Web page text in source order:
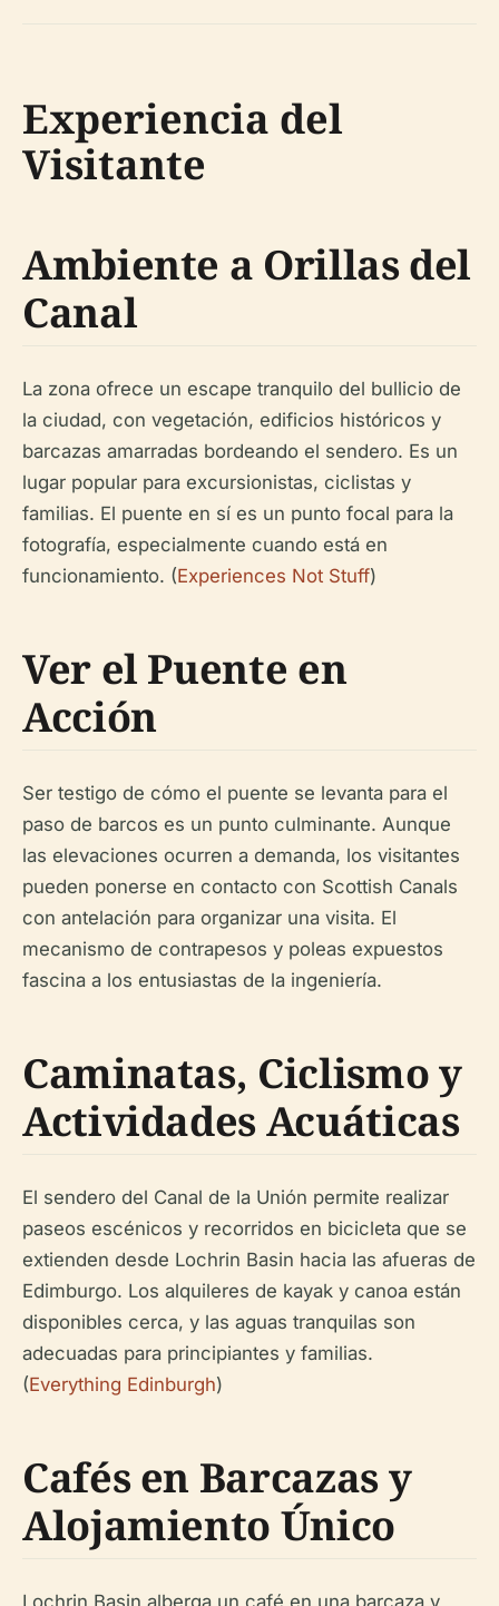
Experiencia del
Visitante
Ambiente a Orillas del
Canal
La zona ofrece un escape tranquilo del bullicio de
la ciudad, con vegetación, edificios históricos y
barcazas amarradas bordeando el sendero. Es un
lugar popular para excursionistas, ciclistas y
familias. El puente en sí es un punto focal para la
fotografía, especialmente cuando está en
funcionamiento. (Experiences Not Stuff)
Ver el Puente en
Acción
Ser testigo de cómo el puente se levanta para el
paso de barcos es un punto culminante. Aunque
las elevaciones ocurren a demanda, los visitantes
pueden ponerse en contacto con Scottish Canals
con antelación para organizar una visita. El
mecanismo de contrapesos y poleas expuestos
fascina a los entusiastas de la ingeniería.
Caminatas, Ciclismo y
Actividades Acuáticas
El sendero del Canal de la Unión permite realizar
paseos escénicos y recorridos en bicicleta que se
extienden desde Lochrin Basin hacia las afueras de
Edimburgo. Los alquileres de kayak y canoa están
disponibles cerca, y las aguas tranquilas son
adecuadas para principiantes y familias.
(Everything Edinburgh)
Cafés en Barcazas y
Alojamiento Único